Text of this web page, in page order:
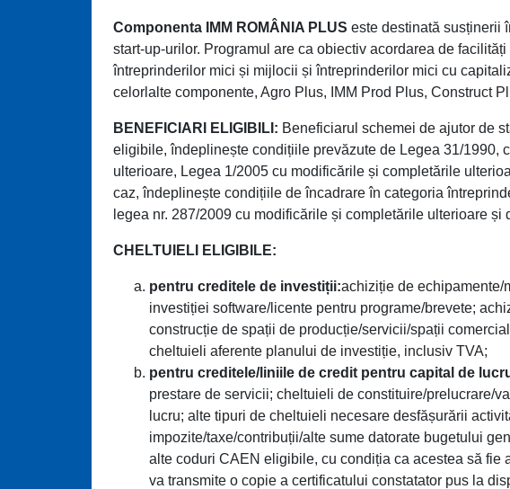
Componenta IMM ROMÂNIA PLUS este destinată susținerii
start-up-urilor. Programul are ca obiectiv acordarea de
întreprinderilor mici și mijlocii și întreprinderilor mici cu
celorlalte componente, Agro Plus, IMM Prod Plus, Construct
BENEFICIARI ELIGIBILI: Beneficiarul schemei de ajutor de
eligibile, îndeplinește condițiile prevăzute de Legea 31/1990,
ulterioare, Legea 1/2005 cu modificările și completările
caz, îndeplinește condițiile de încadrare în categoria
legea nr. 287/2009 cu modificările și completările ulterioare
CHELTUIELI ELIGIBILE:
pentru creditele de investiții:achiziție de echipamente/
investiției software/licente pentru programe/brevete;
construcție de spații de producție/servicii/spații
cheltuieli aferente planului de investiție, inclusiv TVA;
pentru creditele/liniile de credit pentru capital de
prestare de servicii; cheltuieli de constituire/prelucrare/
lucru; alte tipuri de cheltuieli necesare desfășurării
impozite/taxe/contribuții/alte sume datorate bugetului
alte coduri CAEN eligibile, cu condiția ca acestea să fie
va transmite o copie a certificatului constatator pus la